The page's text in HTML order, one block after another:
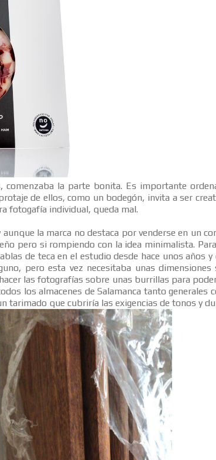
comenzaba la parte bonita. Es importante
de ellos, como un bodegón, invita a ser
fotogafía individual, queda mal.
la marca no destaca por venderse en un
pero si rompiendo con la idea minimalista.
de teca en el estudio desde hace unos
pero esta vez necesitaba unas
las fotografías sobre unas burrillas para
los almacenes de Salamanca tanto generales
tarimado que cubriría las exigencias de tonos y